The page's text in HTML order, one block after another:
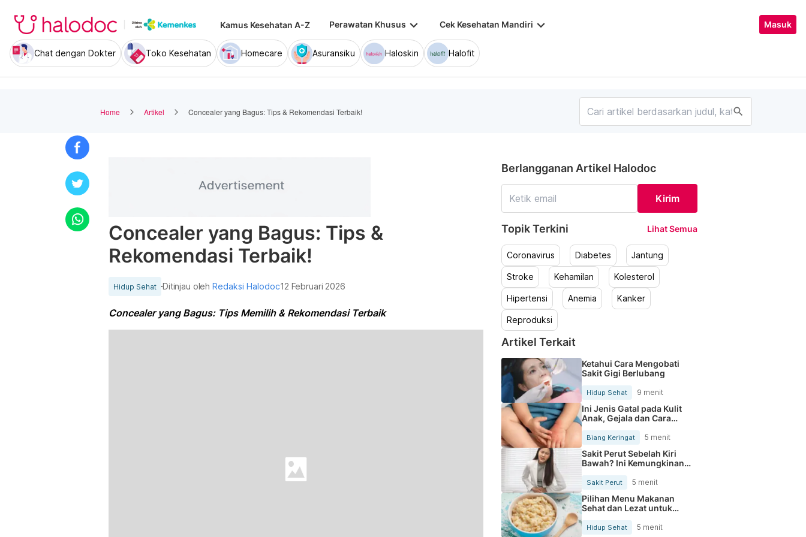
Kamus Kesehatan A-Z Perawatan Khusus keyboard_arrow_down Cek Kesehatan Mandiri keyboard_arrow_down Masuk
Chat dengan Dokter Toko Kesehatan Homecare Asuransiku Haloskin Halofit
Home Artikel Concealer yang Bagus: Tips & Rekomendasi Terbaik! search
Concealer yang Bagus: Tips &
Rekomendasi Terbaik!
Hidup Sehat Ditinjau olehRedaksi Halodoc12 Februari 2026
Concealer yang Bagus: Tips Memilih & Rekomendasi Terbaik
Berlangganan Artikel Halodoc
Kirim
Topik Terkini Lihat Semua
Coronavirus Diabetes Jantung
Stroke Kehamilan Kolesterol
Hipertensi Anemia Kanker
Reproduksi
Artikel Terkait
Ketahui Cara Mengobati
Sakit Gigi Berlubang
Hidup Sehat 9 menit
Ini Jenis Gatal pada Kulit
Anak, Gejala dan Cara
Mengobatinya
Biang Keringat 5 menit
Sakit Perut Sebelah Kiri
Bawah? Ini Kemungkinan
Sakit Perut 5 menit
Pilihan Menu Makanan
Sehat dan Lezat untuk
Mengurangi Kolesterol
Hidup Sehat 5 menit